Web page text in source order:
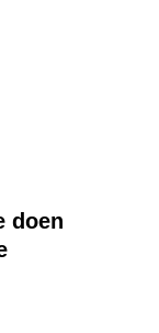
doen